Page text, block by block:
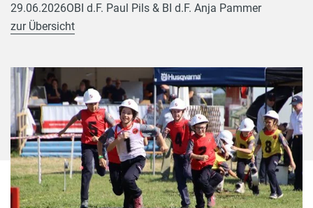
29.06.2026OBI d.F. Paul Pils & BI d.F. Anja Pammer
zur Übersicht